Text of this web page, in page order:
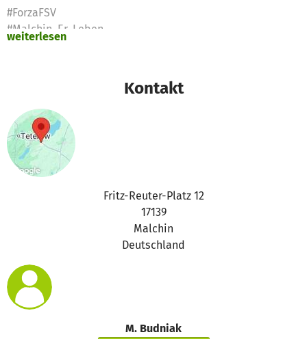
#ForzaFSV
#Malchin_Er_Leben
weiterlesen
Kontakt
Fritz-Reuter-Platz 12
17139
Malchin
Deutschland
M. Budniak